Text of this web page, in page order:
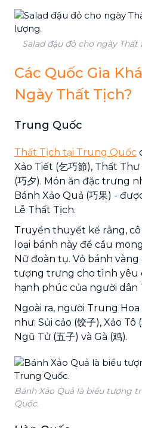
Salad đậu đỏ cho ngày
Các Quốc Gia
Ngày Thất Tịch?
Trung Quốc
Thất Tịch tại Trung Quốc
Xảo Tiết (乞巧節), Thất
(巧夕). Món ăn đặc trưng
Bánh Xảo Quả (巧果) -
Lễ Thất Tịch.
Truyền thuyết kể rằng, cô
loại bánh này để cầu
Nữ đoàn tụ. Vỏ bánh
tượng trưng cho tình yêu
hạnh phúc của người dân
Ngoài ra, người Trung
như: Sủi cảo (饺子), Xảo Tô
Ngũ Tử (五子) và Gà (鸡).
Bánh Xảo Quả là biểu tượng
Quốc.